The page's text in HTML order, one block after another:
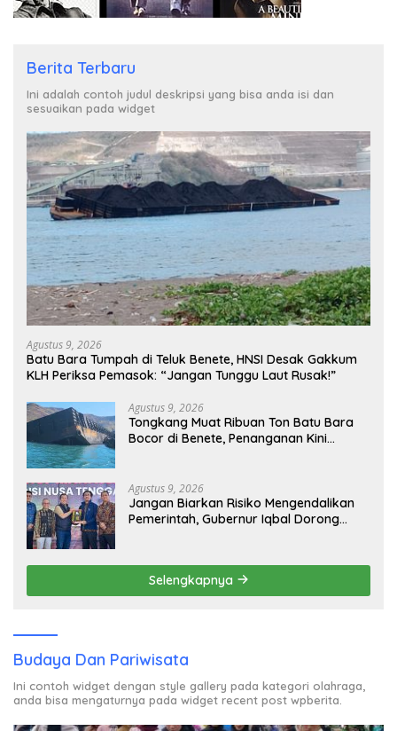
Berita Terbaru
Ini adalah contoh judul deskripsi yang bisa anda isi dan
sesuaikan pada widget
Agustus 9, 2026
Batu Bara Tumpah di Teluk Benete, HNSI Desak Gakkum
KLH Periksa Pemasok: “Jangan Tunggu Laut Rusak!”
Agustus 9, 2026
Tongkang Muat Ribuan Ton Batu Bara
Bocor di Benete, Penanganan Kini
Agustus 9, 2026
Jangan Biarkan Risiko Mengendalikan
Pemerintah, Gubernur Iqbal Dorong
Selengkapnya
Budaya Dan Pariwisata
Ini contoh widget dengan style gallery pada kategori olahraga,
anda bisa mengaturnya pada widget recent post wpberita.